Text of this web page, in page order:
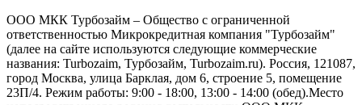
ООО МКК Турбозайм – Общество с ограниченной
ответственностью Микрокредитная компания "Турбозайм"
(далее на сайте используются следующие коммерческие
названия: Turbozaim, Турбозайм, Turbozaim.ru). Россия, 121087,
город Москва, улица Барклая, дом 6, строение 5, помещение
23П/4. Режим работы: 9:00 - 18:00, 13:00 - 14:00 (обед).Место